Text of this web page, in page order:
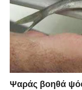
Ψαράς βοηθά